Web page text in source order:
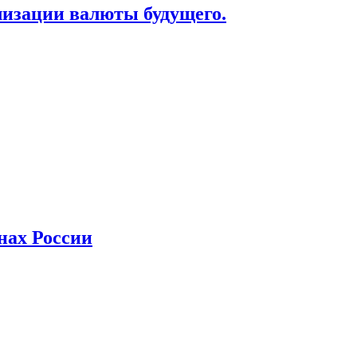
валюты будущего.
России